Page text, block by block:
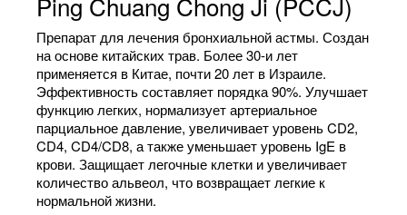
Препарат для лечения бронхиальной астмы. Создан
на основе китайских трав. Более 30-и лет
применяется в Китае, почти 20 лет в Израиле.
Эффективность составляет порядка 90%. Улучшает
функцию легких, нормализует артериальное
парциальное давление, увеличивает уровень CD2,
CD4, CD4/CD8, а также уменьшает уровень IgE в
крови. Защищает легочные клетки и увеличивает
количество альвеол, что возвращает легкие к
нормальной жизни.